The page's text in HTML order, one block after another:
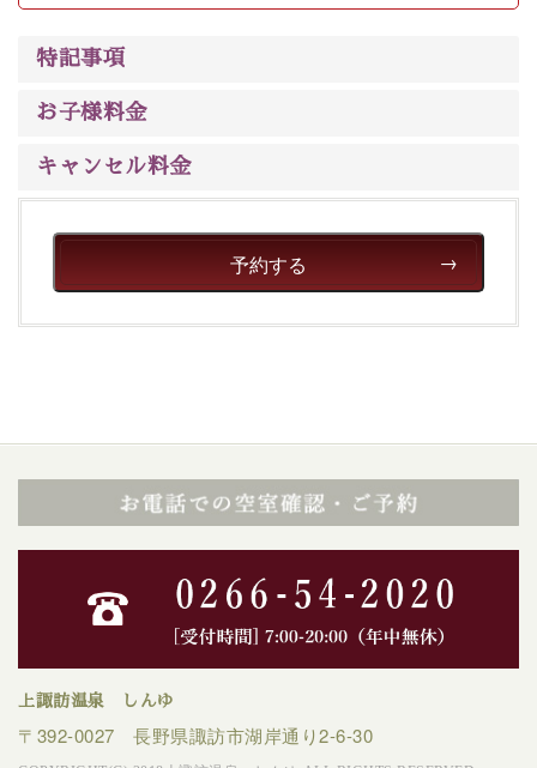
は【3日前まで】にお電話ください。
※交通規制などにより運行できない日がございます
※年末年始及び御柱祭前後は運行しておりません
上諏訪温泉“しんゆ”なら諏訪大社など歴史ある諏訪の街
清らかな源泉、自然の恵みあるお食事、諏訪湖に包まれ
るお部屋、 大人のたしなみを感じていただける、美しく
癒される宿で贅沢に幸せのときを安心してお過ごしくだ
さい。
特記事項
お子様料金
キャンセル料金
予約する
上諏訪温泉 しんゆ
〒392-0027 長野県諏訪市湖岸通り2-6-30